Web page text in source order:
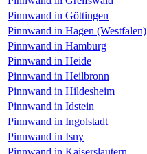
Pinnwand in Göttingen
Pinnwand in Hagen (Westfalen)
Pinnwand in Hamburg
Pinnwand in Heide
Pinnwand in Heilbronn
Pinnwand in Hildesheim
Pinnwand in Idstein
Pinnwand in Ingolstadt
Pinnwand in Isny
Pinnwand in Kaiserslautern